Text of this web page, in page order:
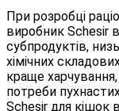
При розробці
виробник Schesir
субпродуктів,
хімічних
краще
потреби
Schesir для кішок